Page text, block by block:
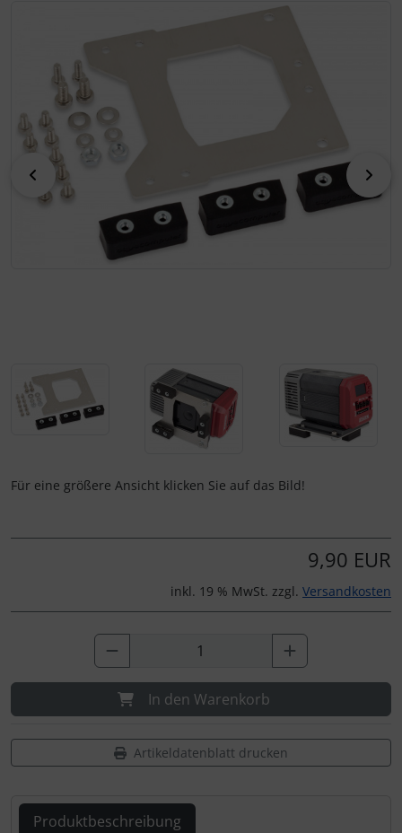
Wenn mehr als ein Produktbild existiert, können Sie die
zurück
Für eine größere Ansicht klicken Sie auf das Bild!
9,90 EUR
inkl. 19 % MwSt. zzgl. Versandkosten
In den Warenkorb
Artikeldatenblatt drucken
Produktbeschreibung